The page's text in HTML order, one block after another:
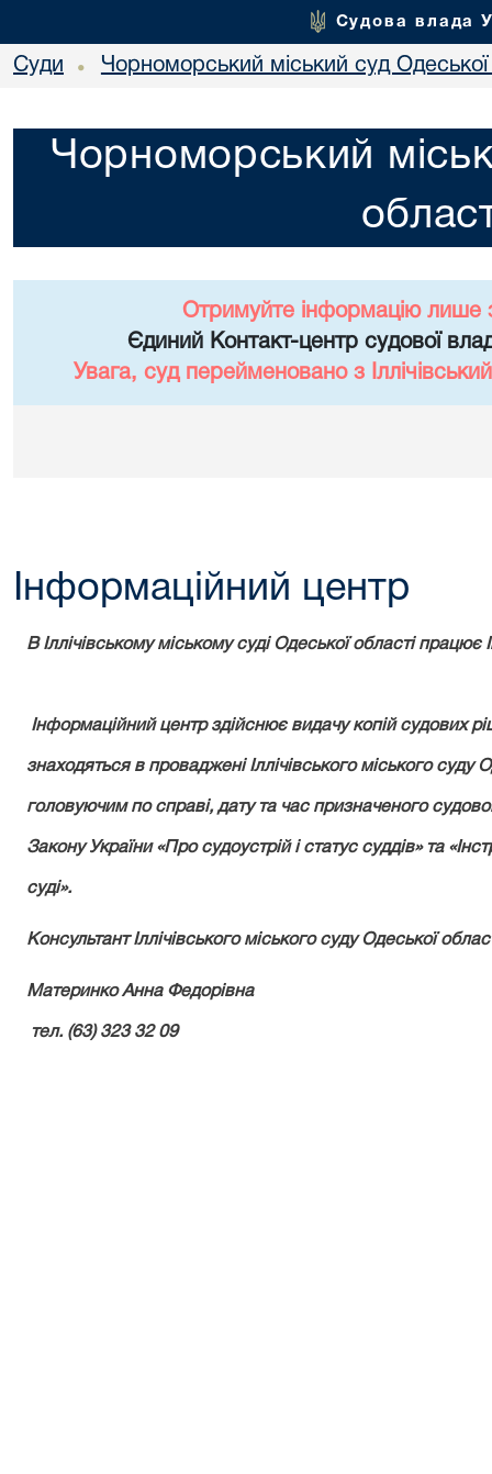
Судова влада
Суди • Чорноморський міський суд Одеської
Чорноморський
Отримуйте інформацію лише
Єдиний Контакт-центр судової
Увага, суд перейменовано з
Інформаційний центр
В Іллічівському міському суді Одеської області
Інформаційний центр здійснює видачу копій судових
знаходяться в проваджені Іллічівського міського суду
головуючим по справі, дату та час призначеного
Закону України «Про судоустрій і статус суддів» та
суді».
Консультант Іллічівського міського суду Одеської
Материнко Анна Федорівна
тел. (63) 323 32 09